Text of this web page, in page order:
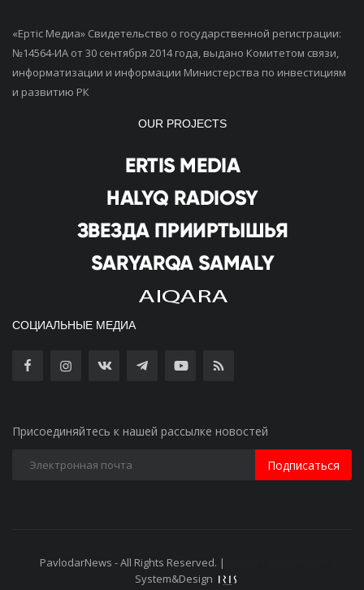
«Ертiс Медиа» Свидетельство о государственной регистрации:
№14564-ИА от 30 сентября 2014 года, выдано Комитетом связи,
информатизации и информации Министерства по инвестициям
и развитию РК
OUR PROJECTS
СОЦИАЛЬНЫЕ МЕДИА
Присоединяйтесь к нашей рассылке новостей
Подписаться
PavlodarNews - All Rights Reserved. |
System&Design